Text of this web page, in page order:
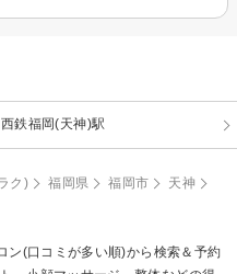
西鉄福岡(天神)駅
ク) 福岡県 福岡市
天神
ン(口コミが多い順)から検索＆予約